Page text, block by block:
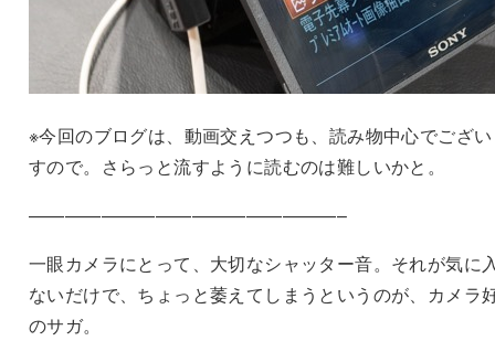
※今回のブログは、動画交えつつも、読み物中心でござ
すので。さらっと流すように読むのは難しいかと。
—————————————————–
一眼カメラにとって、大切なシャッター音。それが気に
ないだけで、ちょっと萎えてしまうというのが、カメラ
のサガ。